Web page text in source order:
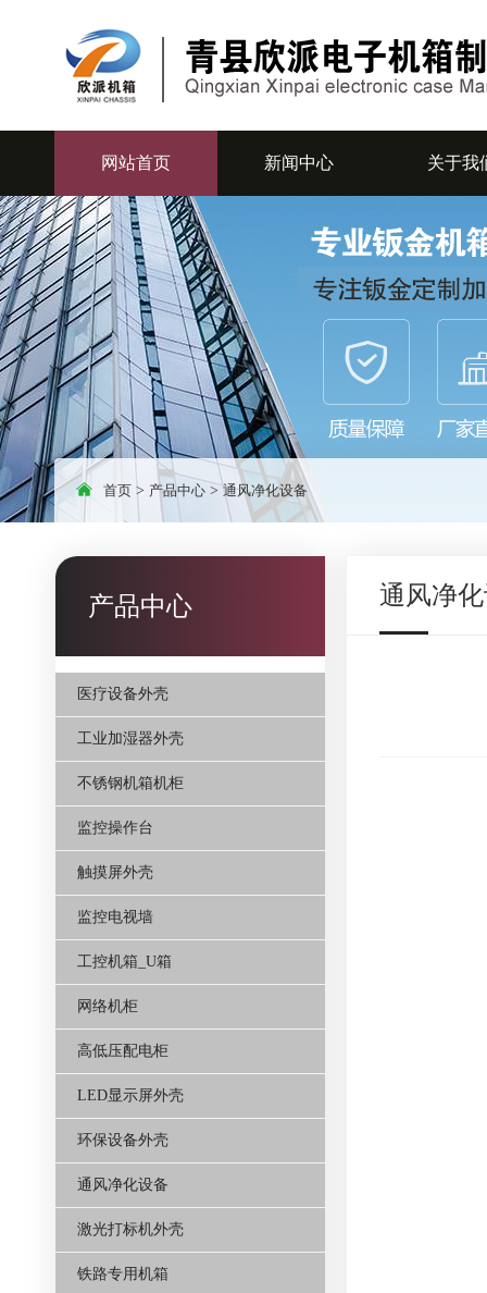
网站首页 新闻中心 关于我
首页 > 产品中心 >通风净化设备
产品中心
医疗设备外壳
工业加湿器外壳
不锈钢机箱机柜
监控操作台
触摸屏外壳
监控电视墙
工控机箱_U箱
网络机柜
高低压配电柜
LED显示屏外壳
环保设备外壳
通风净化设备
激光打标机外壳
铁路专用机箱
通风净